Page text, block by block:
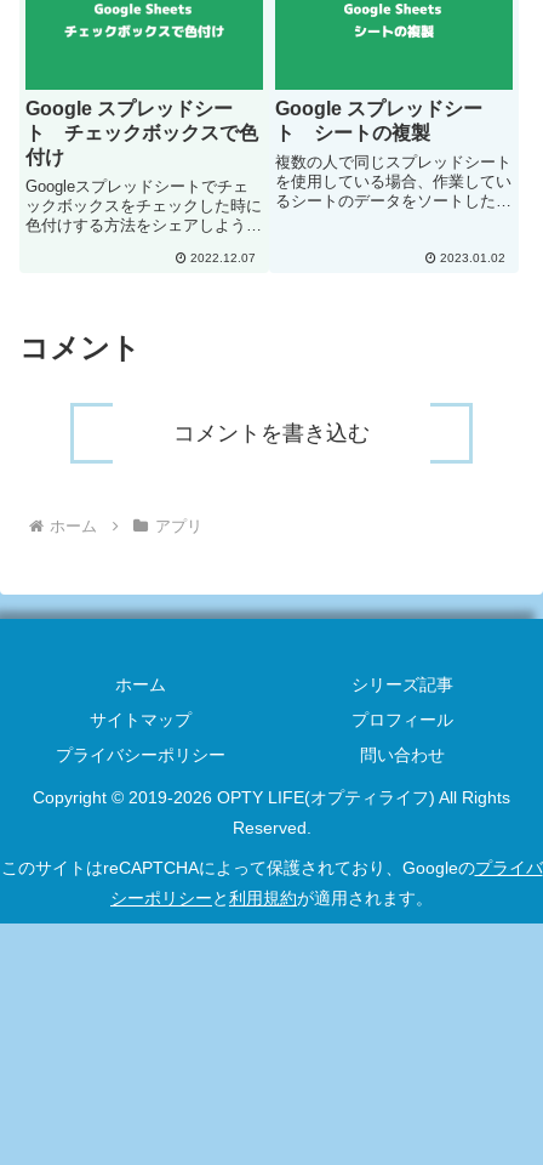
Google スプレッドシー
ト チェックボックスで色
付け
Googleスプレッドシートでチェ
ックボックスをチェックした時に
色付けする方法をシェアしようと
リックするとA1の色が緑になり
2022.12.07
Google スプレッドシー
ト シートの複製
複数の人で同じスプレッドシート
を使用している場合、作業してい
るシートのデータをソートしたり
時に作業しているシートをリアル
2023.01.02
コメント
コメントを書き込む
ホーム アプリ
ホーム
シリーズ記事
サイトマップ
プロフィール
プライバシーポリシー
問い合わせ
Copyright © 2019-2026 OPTY LIFE(オプティライフ) All Rights
Reserved.
このサイトはreCAPTCHAによって保護されており、Googleのプライバ
シーポリシーと利用規約が適用されます。